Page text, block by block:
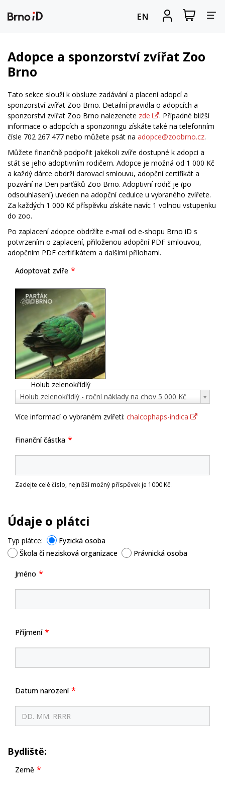
EN
Zobrazit
nákupní
Adopce a sponzorství zvířat Zoo
Brno
Tato sekce slouží k obsluze zadávání a placení adopcí a
sponzorství zvířat Zoo Brno. Detailní pravidla o adopcích a
sponzorství zvířat Zoo Brno nalezenete zde
. Případné bližší
informace o adopcích a sponzoringu získáte také na telefonním
čísle 702 267 477 nebo můžete psát na adopce@zoobrno.cz.
Můžete finančně podpořit jakékoli zvíře dostupné k adopci a
stát se jeho adoptivním rodičem. Adopce je možná od 1 000 Kč
a každý dárce obdrží darovací smlouvu, adopční certifikát a
pozvání na Den parťáků Zoo Brno. Adoptivní rodič je (po
odsouhlasení) uveden na adopční cedulce u vybraného zvířete.
Za každých 1 000 Kč příspěvku získáte navíc 1 volnou vstupenku
do zoo.
Po zaplacení adopce obdržíte e-mail od e-shopu Brno iD s
potvrzením o zaplacení, přiloženou adopční PDF smlouvou,
adopčním PDF certifikátem a dalšími přílohami.
Adoptovat zvíře
Holub zelenokřídlý
Holub zelenokřídlý - roční náklady na chov 5 000 Kč
Adoptovat
zvíře
Více informací o vybraném zvířeti: chalcophaps-indica
Finanční částka
Zadejte celé číslo, nejnižší možný příspěvek je 1000 Kč.
Údaje o plátci
Typ plátce:
Fyzická osoba
Škola či nezisková organizace
Právnická osoba
Jméno
Příjmení
Datum narození
Bydliště:
Země